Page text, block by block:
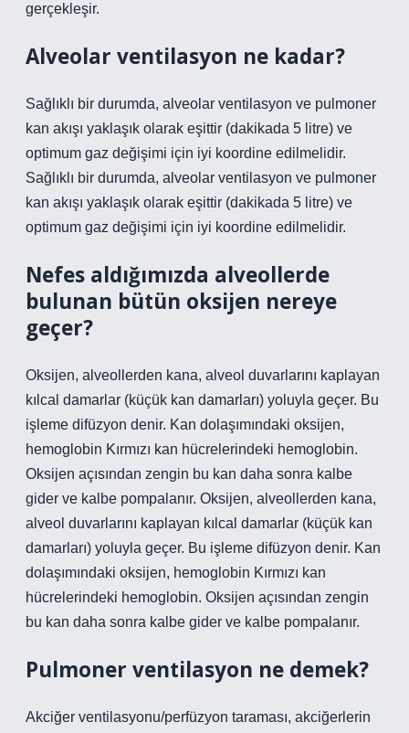
gerçekleşir.
Alveolar ventilasyon ne kadar?
Sağlıklı bir durumda, alveolar ventilasyon ve pulmoner
kan akışı yaklaşık olarak eşittir (dakikada 5 litre) ve
optimum gaz değişimi için iyi koordine edilmelidir.
Sağlıklı bir durumda, alveolar ventilasyon ve pulmoner
kan akışı yaklaşık olarak eşittir (dakikada 5 litre) ve
optimum gaz değişimi için iyi koordine edilmelidir.
Nefes aldığımızda alveollerde
bulunan bütün oksijen nereye
geçer?
Oksijen, alveollerden kana, alveol duvarlarını kaplayan
kılcal damarlar (küçük kan damarları) yoluyla geçer. Bu
işleme difüzyon denir. Kan dolaşımındaki oksijen,
hemoglobin Kırmızı kan hücrelerindeki hemoglobin.
Oksijen açısından zengin bu kan daha sonra kalbe
gider ve kalbe pompalanır. Oksijen, alveollerden kana,
alveol duvarlarını kaplayan kılcal damarlar (küçük kan
damarları) yoluyla geçer. Bu işleme difüzyon denir. Kan
dolaşımındaki oksijen, hemoglobin Kırmızı kan
hücrelerindeki hemoglobin. Oksijen açısından zengin
bu kan daha sonra kalbe gider ve kalbe pompalanır.
Pulmoner ventilasyon ne demek?
Akciğer ventilasyonu/perfüzyon taraması, akciğerlerin